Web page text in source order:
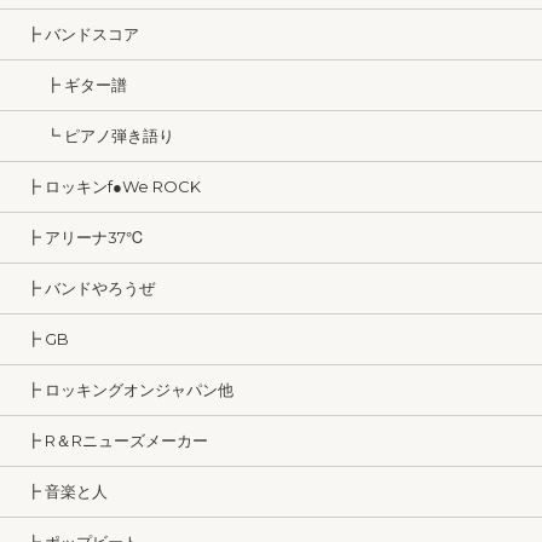
┣ バンドスコア
┣ ギター譜
┗ ピアノ弾き語り
┣ ロッキンf●We ROCK
┣ アリーナ37℃
┣ バンドやろうぜ
┣ GB
┣ ロッキングオンジャパン他
┣ R＆Rニューズメーカー
┣ 音楽と人